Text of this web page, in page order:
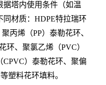
据塔内使用条件（如温
材质：HDPE特拉瑞环
丙烯（PP）泰勒花环、
环、聚氯乙烯（PVC）
）泰勒花环、聚偏
塑料花环填料。